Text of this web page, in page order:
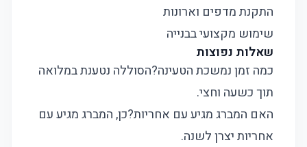
התקנת מדפים וארונות
שימוש מקצועי בבנייה
שאלות נפוצות
כמה זמן נמשכת הטעינה?הסוללה נטענת במלואה
תוך כשעה וחצי.
האם המברג מגיע עם אחריות?כן, המברג מגיע עם
אחריות יצרן לשנה.